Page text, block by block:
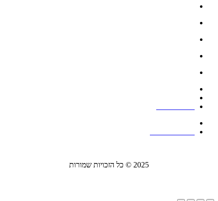
2025 © כל הזכויות שמורות